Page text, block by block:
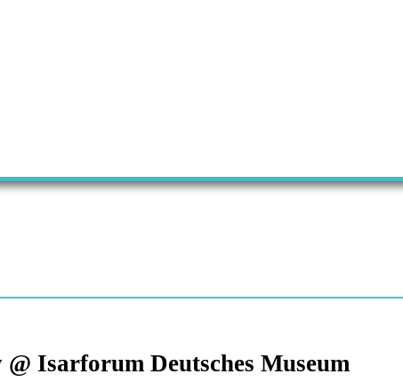
Isarforum Deutsches Museum